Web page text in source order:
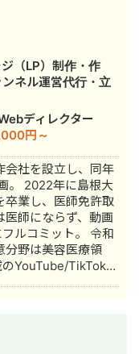
、月間アクセス数を
、月間問い合
4〜5件まで成長。
アにてKW「商標名
職エージェント お
を獲得。
けYouTubeチャン
時から携わり、チ
人、月間商談獲
→企画、台本作成、
当。 ■ 主な経
ビス ・不用品回収
いずれも経験あり
・広告代理店 ・飲
格取得を目指し医
国
資格取得
外科クリニックに
集客・経営課題を
マーケティングへ
就任 岐阜県に
業。県下初の取り
専門弁護士法人と
、客単価80,000円
デルを確立。その
ミノスクール岐阜
ても教育事業に参
でSNSやLINEを活
ケティングを実
中小企業向けの
グ事業を開始。現
Yield
（LP）制作・作
ネル運営代行・立
上・SNS運用代
・動画制作・動画
ディレクター
円～
会社を設立し、同年
。 2022年に島根大
卒業し、医師免許取
ルコミット。 令和
YouTube/TikTokの